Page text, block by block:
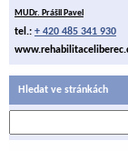
MUDr. Prášil Pavel
tel.: + 420 485 341 930
Hledat ve stránkách